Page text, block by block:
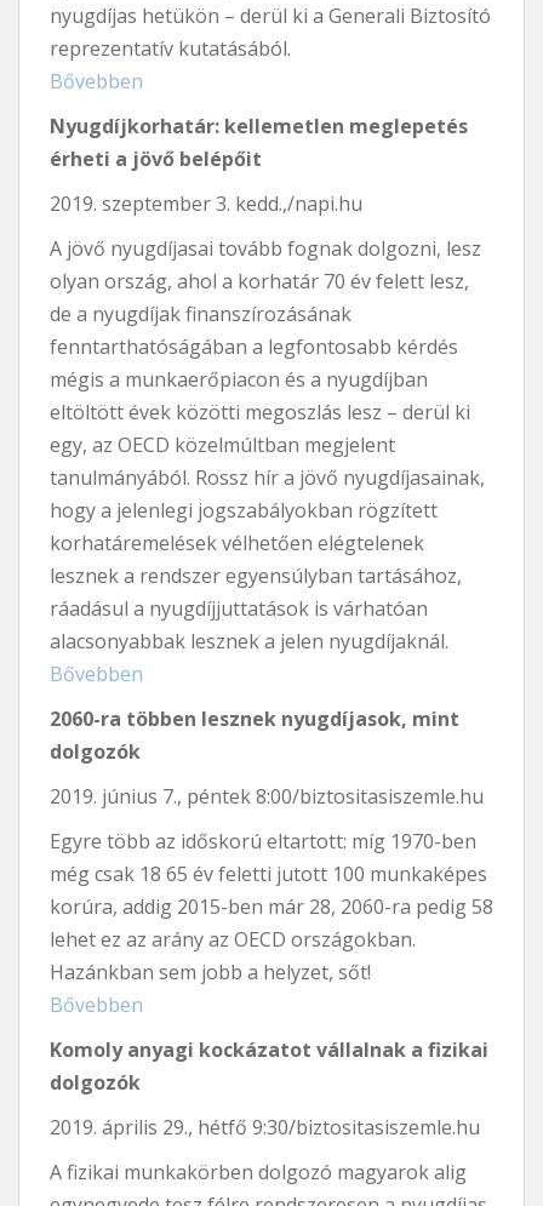
nyugdíjas hetükön – derül ki a Generali Biztosító
reprezentatív kutatásából.
Bővebben
Nyugdíjkorhatár: kellemetlen meglepetés
érheti a jövő belépőit
2019. szeptember 3. kedd.,/napi.hu
A jövő nyugdíjasai tovább fognak dolgozni, lesz
olyan ország, ahol a korhatár 70 év felett lesz,
de a nyugdíjak finanszírozásának
fenntarthatóságában a legfontosabb kérdés
mégis a munkaerőpiacon és a nyugdíjban
eltöltött évek közötti megoszlás lesz – derül ki
egy, az OECD közelmúltban megjelent
tanulmányából. Rossz hír a jövő nyugdíjasainak,
hogy a jelenlegi jogszabályokban rögzített
korhatáremelések vélhetően elégtelenek
lesznek a rendszer egyensúlyban tartásához,
ráadásul a nyugdíjjuttatások is várhatóan
alacsonyabbak lesznek a jelen nyugdíjaknál.
Bővebben
2060-ra többen lesznek nyugdíjasok, mint
dolgozók
2019. június 7., péntek 8:00/biztositasiszemle.hu
Egyre több az időskorú eltartott: míg 1970-ben
még csak 18 65 év feletti jutott 100 munkaképes
korúra, addig 2015-ben már 28, 2060-ra pedig 58
lehet ez az arány az OECD országokban.
Hazánkban sem jobb a helyzet, sőt!
Bővebben
Komoly anyagi kockázatot vállalnak a fizikai
dolgozók
2019. április 29., hétfő 9:30/biztositasiszemle.hu
A fizikai munkakörben dolgozó magyarok alig